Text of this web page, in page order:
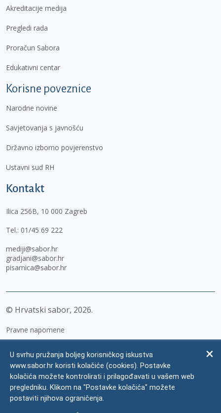
Akreditacije medija
Pregledi rada
Proračun Sabora
Edukativni centar
Korisne poveznice
Narodne novine
Savjetovanja s javnošću
Državno izborno povjerenstvo
Ustavni sud RH
Kontakt
Ilica 256B, 10 000 Zagreb
Tel.: 01/45 69 222
mediji@sabor.hr
gradjani@sabor.hr
pisarnica@sabor.hr
© Hrvatski sabor, 2026
Pravne napomene
Zaštita osobnih podataka
Impressum
Česta pitanja
U svrhu pružanja boljeg korisničkog iskustva
www.sabor.hr koristi kolačiće (cookies). Postavke
kolačića možete kontrolirati i prilagođavati u vašem web
pregledniku. Klikom na "Postavke kolačića" možete
postaviti njihova ograničenja.